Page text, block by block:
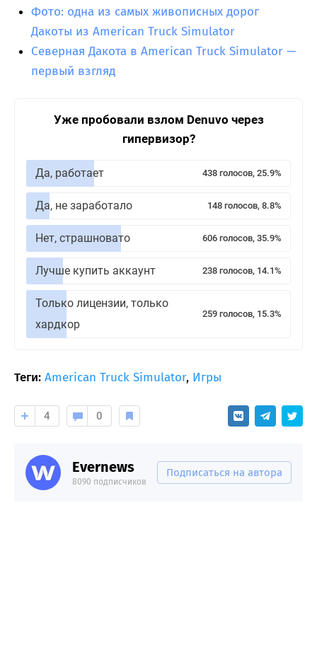
Фото: одна из самых живописных дорог
Дакоты из American Truck Simulator
Северная Дакота в American Truck Simulator —
первый взгляд
Уже пробовали взлом Denuvo через
гипервизор?
Да, работает 438 голосов, 25.9%
Да, не заработало 148 голосов, 8.8%
Нет, страшновато 606 голосов, 35.9%
Лучше купить аккаунт 238 голосов, 14.1%
Только лицензии, только
хардкор
259 голосов, 15.3%
Теги: American Truck Simulator, Игры
4 0
Evernews
8090 подписчиков
Подписаться на автора